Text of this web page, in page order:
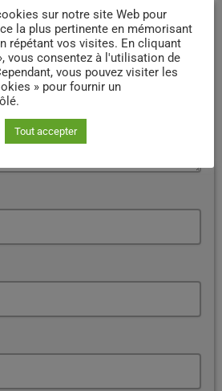
pas publiée. Les champs marqués
sur notre site Web pour
la plus pertinente en mémorisant
répétant vos visites. En cliquant
vous consentez à l'utilisation de
vous pouvez visiter les
» pour fournir un
Tout accepter